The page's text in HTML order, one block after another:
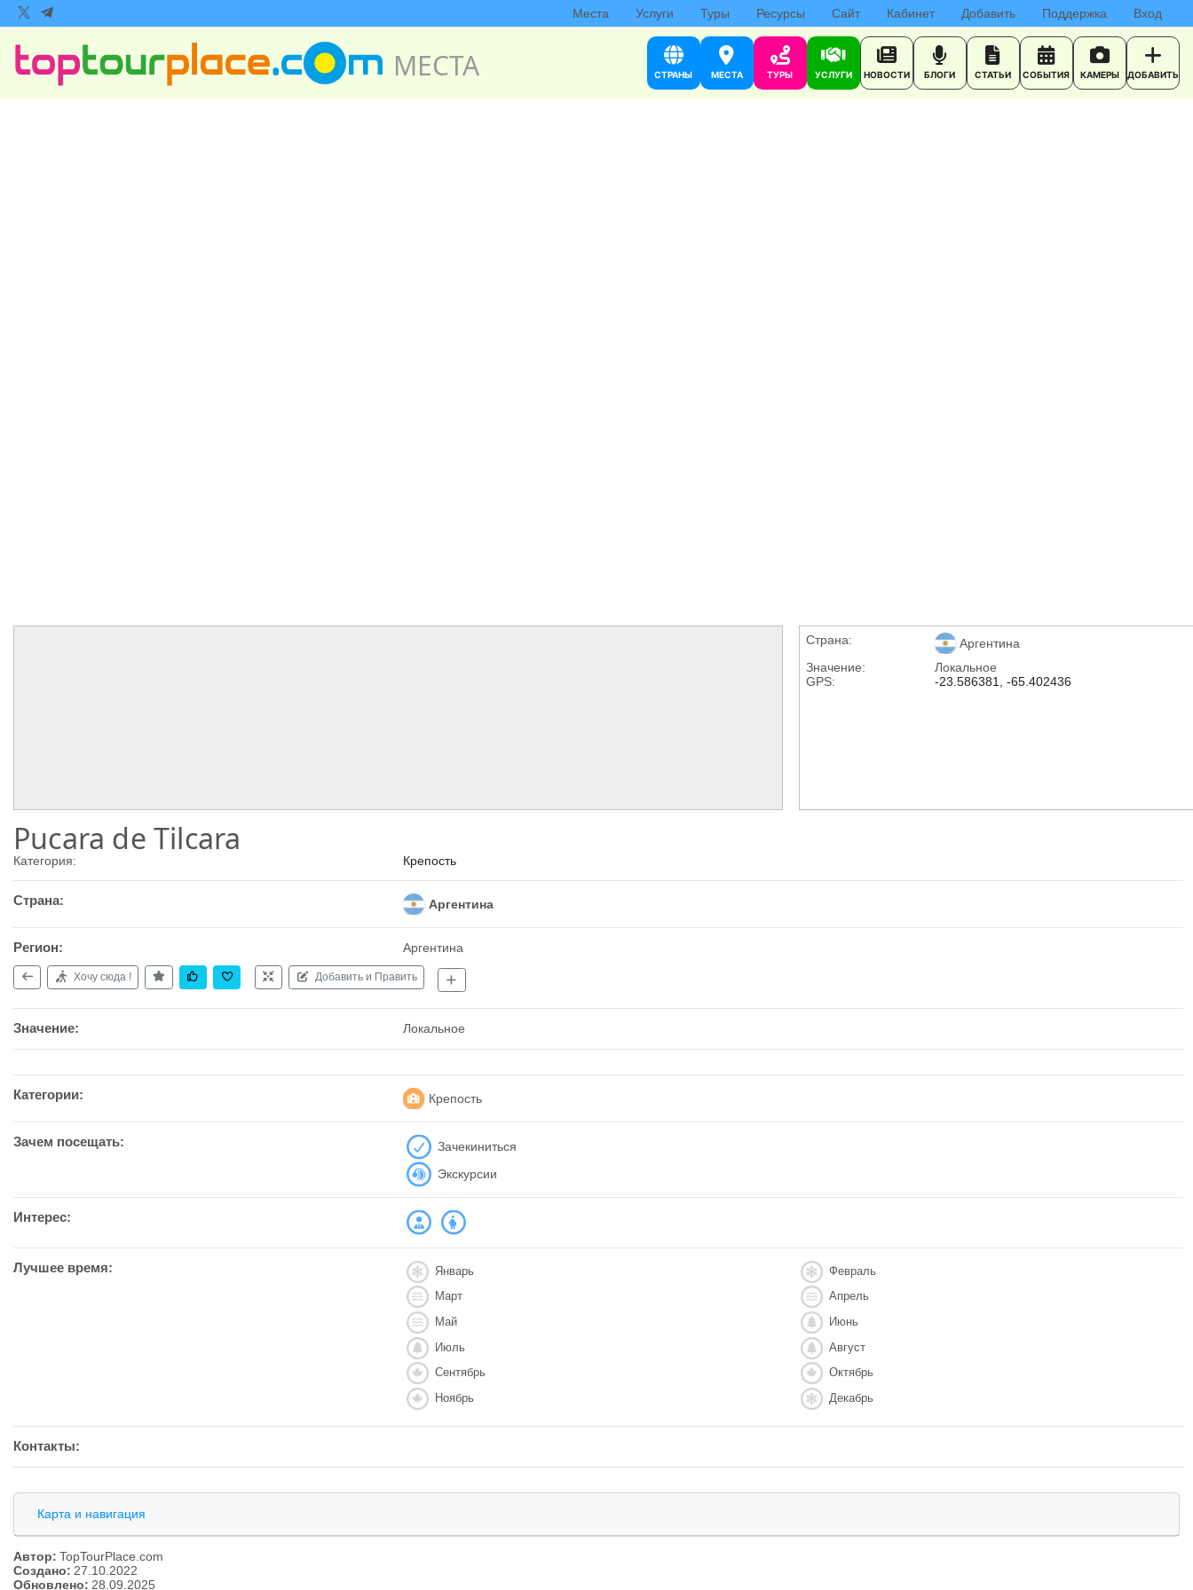
Места Услуги Туры Ресурсы Сайт Кабинет Добавить Поддержка Вход
МЕСТА СТРАНЫ МЕСТА ТУРЫ УСЛУГИ НОВОСТИ БЛОГИ СТАТЬИ СОБЫТИЯ КАМЕРЫ ДОБАВИТЬ
Страна:
Аргентина
Значение:
Локальное
GPS:
-23.586381, -65.402436
Pucara de Tilcara
Категория: Крепость
Страна: Аргентина
Регион: Аргентина
Хочу сюда ! Добавить и Править
Значение: Локальное
Категории: Крепость
Зачем посещать:
Зачекиниться
Экскурсии
Интерес:
Лучшее время: Январь Февраль
Март Апрель
Май Июнь
Июль Август
Сентябрь Октябрь
Ноябрь Декабрь
Контакты:
Карта и навигация
Автор: TopTourPlace.com
Создано: 27.10.2022
Обновлено: 28.09.2025